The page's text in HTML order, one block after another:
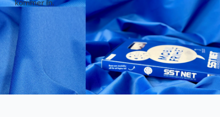
Kundservice
Varukorg
kommer in.